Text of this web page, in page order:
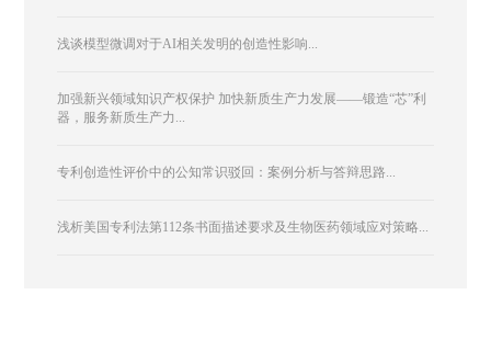
浅谈模型微调对于AI相关发明的创造性影响...
加强新兴领域知识产权保护 加快新质生产力发展——锻造“芯”利
器，服务新质生产力...
专利创造性评价中的公知常识驳回：案例分析与答辩思路...
浅析美国专利法第112条书面描述要求及生物医药领域应对策略...